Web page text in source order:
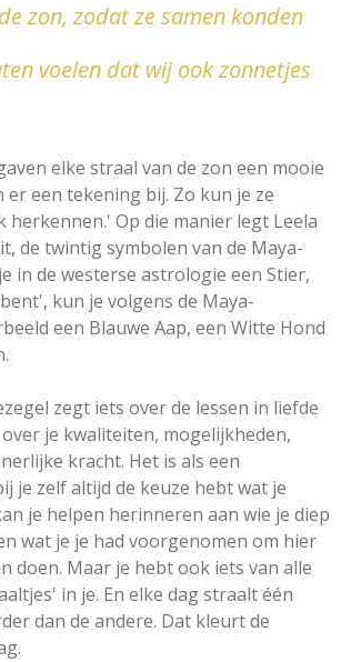
zon, zodat ze samen konden
voelen dat wij ook zonnetjes
elke straal van de zon een mooie
er een tekening bij. Zo kun je ze
herkennen.' Op die manier legt Leela
de twintig symbolen van de Maya-
in de westerse astrologie een Stier,
kun je volgens de Maya-
een Blauwe Aap, een Witte Hond
zegt iets over de lessen in liefde
je kwaliteiten, mogelijkheden,
kracht. Het is als een
je zelf altijd de keuze hebt wat je
je helpen herinneren aan wie je diep
wat je je had voorgenomen om hier
doen. Maar je hebt ook iets van alle
in je. En elke dag straalt één
dan de andere. Dat kleurt de